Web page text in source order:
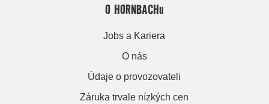
O HORNBACHu
Jobs a Kariera
O nás
Údaje o provozovateli
Záruka trvale nízkých cen